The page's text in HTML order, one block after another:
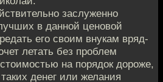
заслуженно
в данной ценовой
его своим внукам вряд-
летать без проблем
на порядок дороже,
денег или желания